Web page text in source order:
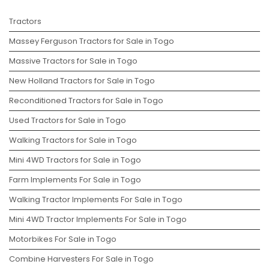
Tractors
Massey Ferguson Tractors for Sale in Togo
Massive Tractors for Sale in Togo
New Holland Tractors for Sale in Togo
Reconditioned Tractors for Sale in Togo
Used Tractors for Sale in Togo
Walking Tractors for Sale in Togo
Mini 4WD Tractors for Sale in Togo
Farm Implements For Sale in Togo
Walking Tractor Implements For Sale in Togo
Mini 4WD Tractor Implements For Sale in Togo
Motorbikes For Sale in Togo
Combine Harvesters For Sale in Togo